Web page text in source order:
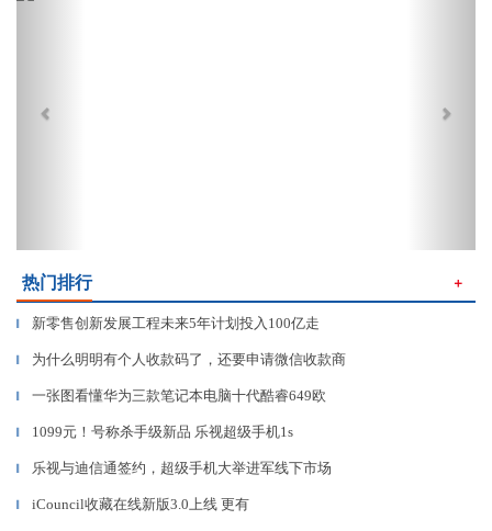
热门排行 ＋
▎ 新零售创新发展工程未来5年计划投入100亿走
▎ 为什么明明有个人收款码了，还要申请微信收款商
▎ 一张图看懂华为三款笔记本电脑十代酷睿649欧
▎ 1099元！号称杀手级新品 乐视超级手机1s
▎ 乐视与迪信通签约，超级手机大举进军线下市场
▎ iCouncil收藏在线新版3.0上线 更有